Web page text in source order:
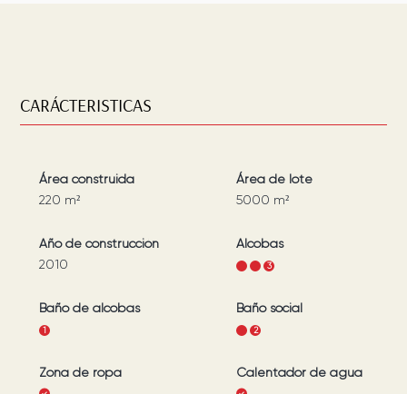
CARÁCTERISTICAS
Área construida
220 m²
Área de lote
5000 m²
Año de construcción
2010
Alcobas
3
Baño de alcobas
1
Baño social
2
Zona de ropa Calentador de agua